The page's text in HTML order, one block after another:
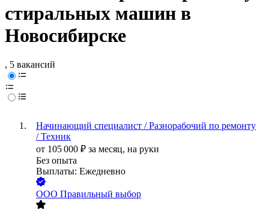
стиральных машин в
Новосибирске
, 5 вакансий
Начинающий специалист / Разнорабочий по ремонту
/ Техник
от 105 000 ₽ за месяц, на руки
Без опыта
Выплаты: Ежедневно
ООО Правильный выбор